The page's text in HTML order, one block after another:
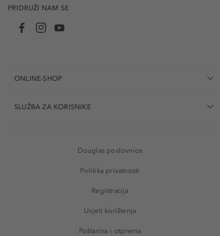
PRIDRUŽI NAM SE
ONLINE-SHOP
SLUŽBA ZA KORISNIKE
Douglas poslovnice
Politika privatnosti
Registracija
Uvjeti korištenja
Poštarina i otprema